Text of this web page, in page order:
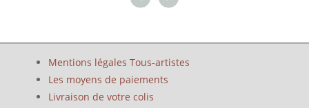
Mentions légales Tous-artistes
Les moyens de paiements
Livraison de votre colis